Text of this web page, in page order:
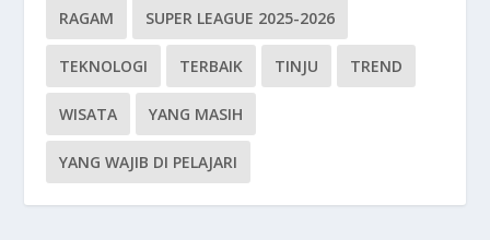
RAGAM SUPER LEAGUE 2025-2026
TEKNOLOGI TERBAIK TINJU TREND
WISATA YANG MASIH
YANG WAJIB DI PELAJARI